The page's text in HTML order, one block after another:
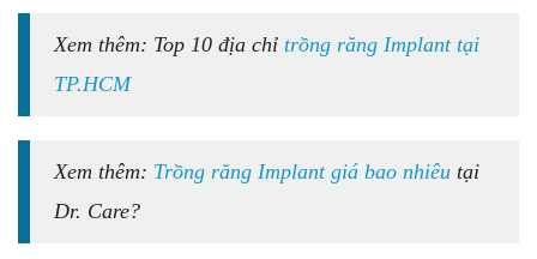
Xem thêm: Top 10 địa chỉ trồng răng Implant tại
TP.HCM
Xem thêm: Trồng răng Implant giá bao nhiêu tại
Dr. Care?